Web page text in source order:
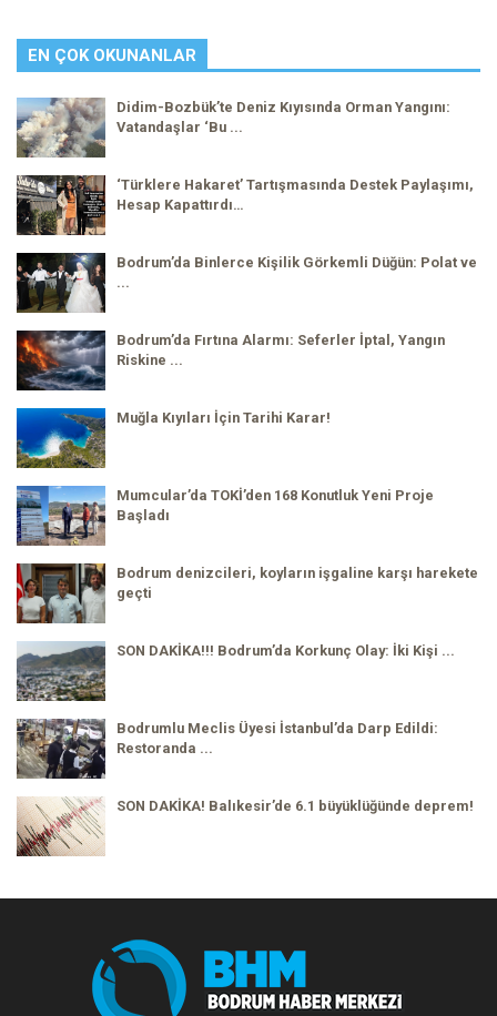
EN ÇOK OKUNANLAR
Didim-Bozbük’te Deniz Kıyısında Orman Yangını:
Vatandaşlar ‘Bu ...
‘Türklere Hakaret’ Tartışmasında Destek Paylaşımı,
Hesap Kapattırdı…
Bodrum’da Binlerce Kişilik Görkemli Düğün: Polat ve
...
Bodrum’da Fırtına Alarmı: Seferler İptal, Yangın
Riskine ...
Muğla Kıyıları İçin Tarihi Karar!
Mumcular’da TOKİ’den 168 Konutluk Yeni Proje
Başladı
Bodrum denizcileri, koyların işgaline karşı harekete
geçti
SON DAKİKA!!! Bodrum’da Korkunç Olay: İki Kişi ...
Bodrumlu Meclis Üyesi İstanbul’da Darp Edildi:
Restoranda ...
SON DAKİKA! Balıkesir’de 6.1 büyüklüğünde deprem!